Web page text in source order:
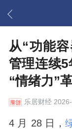
从“功能
管理连续
“情绪力”
乐居财经2026-
4 月 28 日，